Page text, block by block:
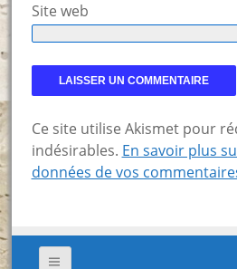
Site web
Ce site utilise Akismet pour
indésirables. En savoir plus
données de vos